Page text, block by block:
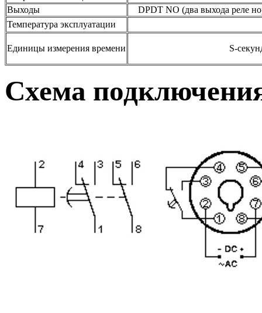
Выходы
DPDT NO (два выхода реле
Температура эксплуатации
Единицы измерения времени S-секунды, M-
Схема